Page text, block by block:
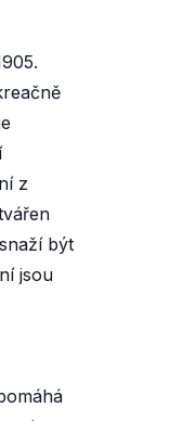
z
být
jsou